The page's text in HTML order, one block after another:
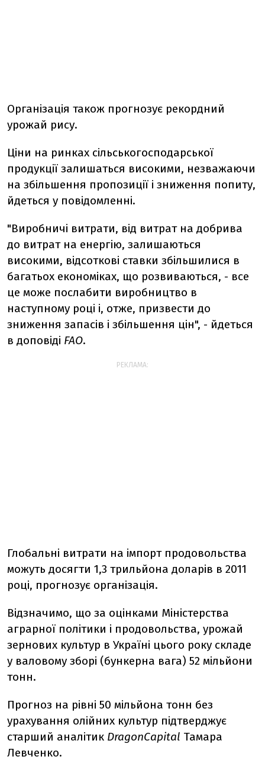
Організація також прогнозує рекордний
урожай рису.
Ціни на ринках сільськогосподарської
продукції залишаться високими, незважаючи
на збільшення пропозиції і зниження попиту,
йдеться у повідомленні.
"Виробничі витрати, від витрат на добрива
до витрат на енергію, залишаються
високими, відсоткові ставки збільшилися в
багатьох економіках, що розвиваються, - все
це може послабити виробництво в
наступному році і, отже, призвести до
зниження запасів і збільшення цін", - йдеться
в доповіді FAO.
РЕКЛАМА:
Глобальні витрати на імпорт продовольства
можуть досягти 1,3 трильйона доларів в 2011
році, прогнозує організація.
Відзначимо, що за оцінками Міністерства
аграрної політики і продовольства, урожай
зернових культур в Україні цього року складе
у валовому зборі (бункерна вага) 52 мільйони
тонн.
Прогноз на рівні 50 мільйона тонн без
урахування олійних культур підтверджує
старший аналітик DragonCapital Тамара
Левченко.